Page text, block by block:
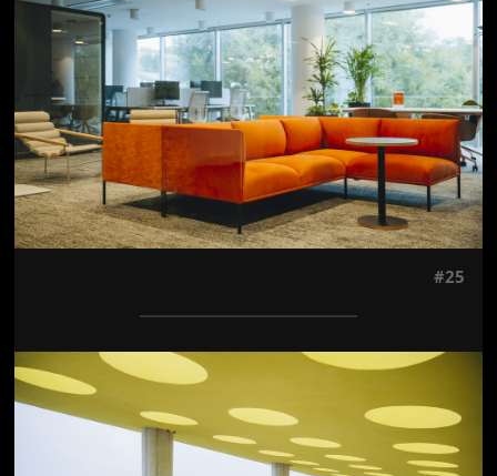
#25
Jön még kép!